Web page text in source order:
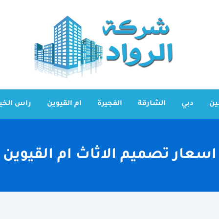
دبي الشارقة الفجيرة ام القيوين راس
اسعار تصميم الاثاث ام القيوين